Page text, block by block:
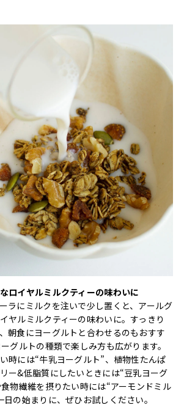
ロイヤルミルクティーの味わいに
ラにミルクを注いで少し置くと、アールグ
ヤルミルクティーの味わいに。すっきり
朝食にヨーグルトと合わせるのもおすす
グルトの種類で楽しみ方も広がります。
時には“牛乳ヨーグルト”、植物性たんぱ
ー&低脂質にしたいときには“豆乳ヨーグ
物繊維を摂りたい時には“アーモンドミル
の始まりに、ぜひお試しください。